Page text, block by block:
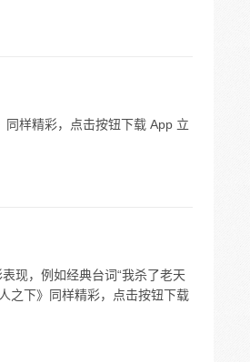
样精彩，点击按钮下载 App 立
现，例如经典台词“我杀了老天
之下》同样精彩，点击按钮下载